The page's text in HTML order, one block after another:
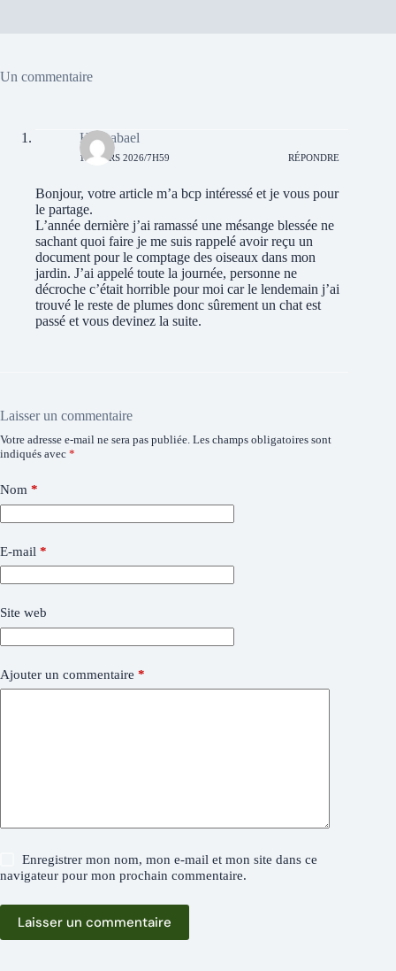
Un commentaire
Hannabael
13 MARS 2026/7H59 RÉPONDRE
Bonjour, votre article m’a bcp intéressé et je vous pour
le partage.
L’année dernière j’ai ramassé une mésange blessée ne
sachant quoi faire je me suis rappelé avoir reçu un
document pour le comptage des oiseaux dans mon
jardin. J’ai appelé toute la journée, personne ne
décroche c’était horrible pour moi car le lendemain j’ai
trouvé le reste de plumes donc sûrement un chat est
passé et vous devinez la suite.
Laisser un commentaire
Votre adresse e-mail ne sera pas publiée. Les champs obligatoires sont
indiqués avec *
Nom *
E-mail *
Site web
Ajouter un commentaire *
Enregistrer mon nom, mon e-mail et mon site dans ce
navigateur pour mon prochain commentaire.
Laisser un commentaire